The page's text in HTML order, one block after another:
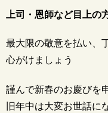
上司・恩師など目上の
最大限の敬意を払い、
心がけましょう
謹んで新春のお慶びを
旧年中は大変お世話に